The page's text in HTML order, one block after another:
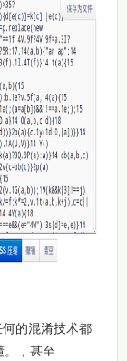
的混淆技术都
。，甚至